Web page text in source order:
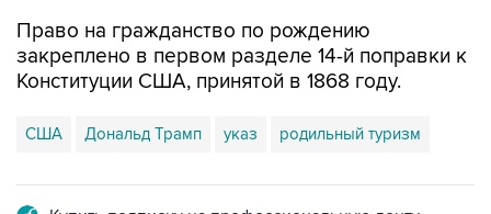
Право на гражданство по рождению
закреплено в первом разделе 14-й поправки к
Конституции США, принятой в 1868 году.
США Дональд Трамп указ родильный туризм